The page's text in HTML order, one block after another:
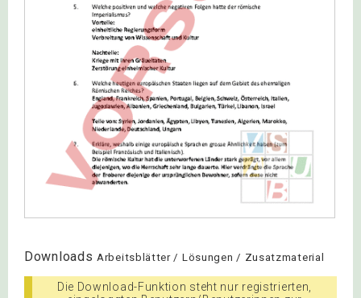
Downloads Arbeitsblätter / Lösungen / Zusatzmaterial
Die Download-Funktion steht nur registrierten,